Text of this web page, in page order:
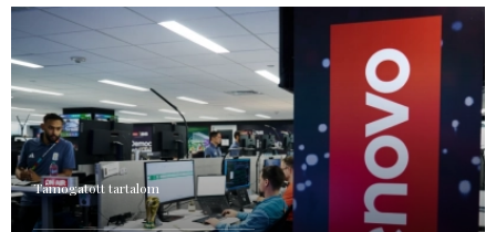
Támogatott tartalom